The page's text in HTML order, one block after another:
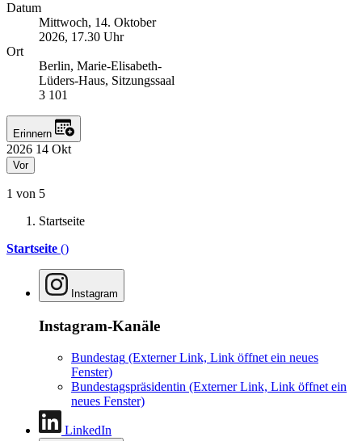
Datum
Mittwoch, 14. Oktober
2026, 17.30 Uhr
Ort
Berlin, Marie-Elisabeth-
Lüders-Haus, Sitzungssaal
3 101
Erinnern
2026 14 Okt
Vor
1 von 5
Startseite
Startseite ()
Instagram
Instagram-Kanäle
Bundestag (Externer Link, Link öffnet ein neues
Fenster)
Bundestagspräsidentin (Externer Link, Link öffnet ein
neues Fenster)
LinkedIn